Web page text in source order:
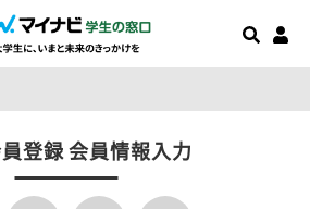
登録 会員情報入力